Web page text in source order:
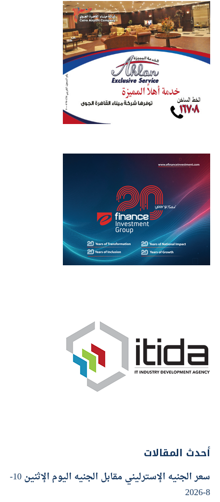
أحدث المقالات
سعر الجنيه الإسترليني مقابل الجنيه اليوم الإثنين 10-
8-2026